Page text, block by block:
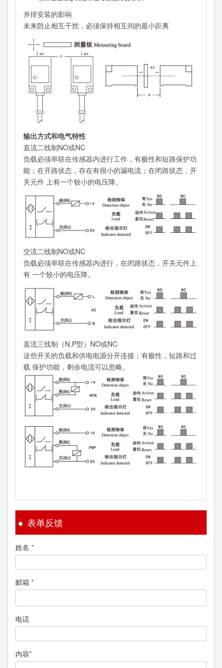
并排安装的影响
未来防止相互干扰，必须保持相互间的最小距离
输出方式和电气特性
直流二线制NO或NC
负载必须串联在传感器内进行工作，有极性和短路保护功
能；在开路状态，存在有很小的漏电流；在闭路状态，开
关元件 上有一个较小的电压降。
交流二线制NO或NC
负载必须串联在传感器内进行，在闭路状态，开关元件上
有 一个较小的电压降。
直流三线制（N,P型）NO或NC
这些开关的负载和供电电源分开连接；有极性，短路和过
载 保护功能，剩余电流可以忽略。
表单反馈
姓名 *
邮箱 *
电话
内容*